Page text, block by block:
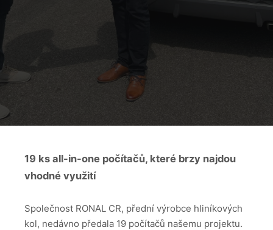
19 ks all-in-one počítačů, které brzy najdou
vhodné využití
Společnost RONAL CR, přední výrobce hliníkových
kol, nedávno předala 19 počítačů našemu projektu.